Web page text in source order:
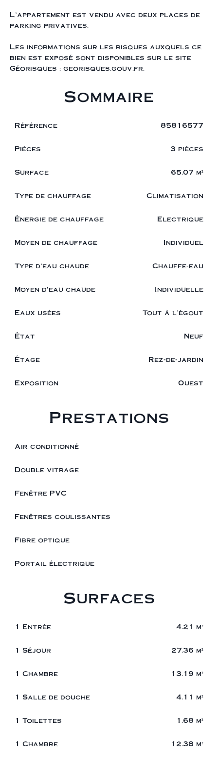
L'appartement est vendu avec deux places de
parking privatives.
Les informations sur les risques auxquels ce
bien est exposé sont disponibles sur le site
Géorisques : georisques.gouv.fr.
Sommaire
Référence 85816577
Pièces 3 pièces
Surface 65.07 m²
Type de chauffage Climatisation
Énergie de chauffage Electrique
Moyen de chauffage Individuel
Type d'eau chaude Chauffe-eau
Moyen d'eau chaude Individuelle
Eaux usées Tout à l'égout
État Neuf
Étage Rez-de-jardin
Exposition Ouest
Prestations
Air conditionné
Double vitrage
Fenêtre PVC
Fenêtres coulissantes
Fibre optique
Portail électrique
Surfaces
1 Entrée 4.21 m²
1 Séjour 27.36 m²
1 Chambre 13.19 m²
1 Salle de douche 4.11 m²
1 Toilettes 1.68 m²
1 Chambre 12.38 m²